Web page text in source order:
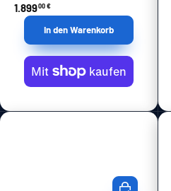
1.89900 €
In den Warenkorb
In den